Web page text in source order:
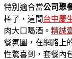
特別適合當公司聚
棒了，這間台中慶
肉大口喝酒。 精誠
餐氛圍，在網路上
性驚喜到，套餐內